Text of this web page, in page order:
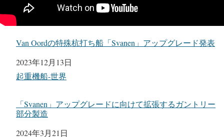
Van Oordの特殊杭打ち船「Svanen」アップグレード発表
日付
2023年12月13日
関連理由
起重機船-世界
「Svanen」アップグレードに向けて拡張するガントリー
部分製造
日付
2024年3月21日